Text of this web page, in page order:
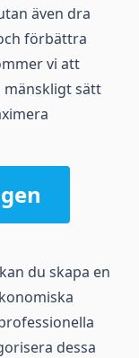
även dra
förbättra
vi att
sätt
du skapa en
dessa